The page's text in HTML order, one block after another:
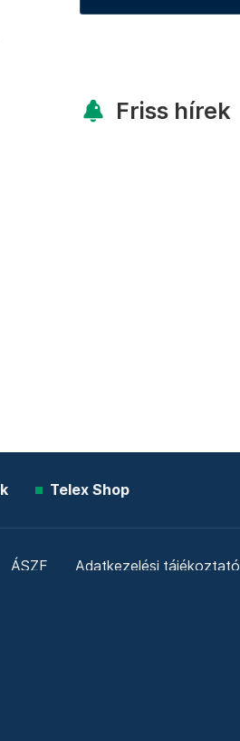
Friss hírek
Telex Shop
ÁSZF Adatkezelési tájékoztató